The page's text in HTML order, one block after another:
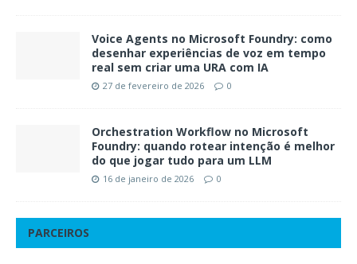
Voice Agents no Microsoft Foundry: como
desenhar experiências de voz em tempo
real sem criar uma URA com IA
27 de fevereiro de 2026 0
Orchestration Workflow no Microsoft
Foundry: quando rotear intenção é melhor
do que jogar tudo para um LLM
16 de janeiro de 2026 0
PARCEIROS